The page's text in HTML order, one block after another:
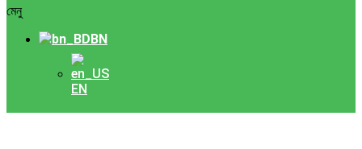
মেনু
BN
EN